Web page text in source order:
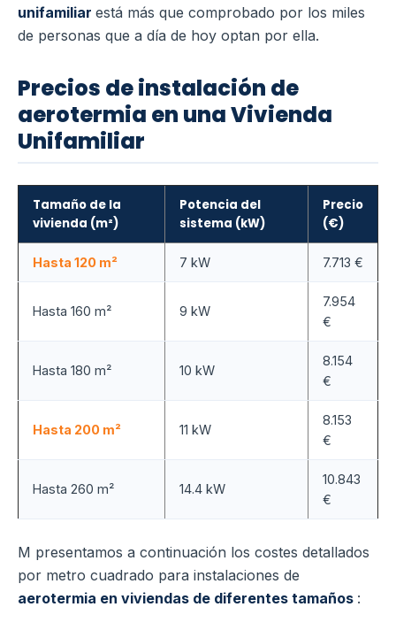
unifamiliar está más que comprobado por los miles
de personas que a día de hoy optan por ella.
Precios de instalación de
aerotermia en una Vivienda
Unifamiliar
Tamaño de la
vivienda (m²)
Potencia del
sistema (kW)
Precio
(€)
Hasta 120 m² 7 kW 7.713 €
Hasta 160 m² 9 kW
7.954
€
Hasta 180 m² 10 kW
8.154
€
Hasta 200 m² 11 kW
8.153
€
Hasta 260 m² 14.4 kW
10.843
€
M presentamos a continuación los costes detallados
por metro cuadrado para instalaciones de
aerotermia en viviendas de diferentes tamaños :